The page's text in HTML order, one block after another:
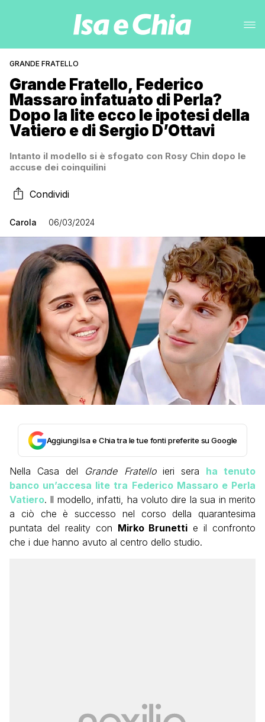
GRANDE FRATELLO
Grande Fratello, Federico
Massaro infatuato di Perla?
Dopo la lite ecco le ipotesi della
Vatiero e di Sergio D’Ottavi
Intanto il modello si è sfogato con Rosy Chin dopo le
accuse dei coinquilini
Condividi
Carola 06/03/2024
Aggiungi Isa e Chia tra le tue fonti preferite su Google
Nella Casa del Grande Fratelloieri sera ha tenuto
banco un’accesa lite tra Federico Massaro e Perla
Vatiero. Il modello, infatti, ha voluto dire la sua in merito
a ciò che è successo nel corso della quarantesima
puntata del reality con Mirko Brunetti e il confronto
che i due hanno avuto al centro dello studio.